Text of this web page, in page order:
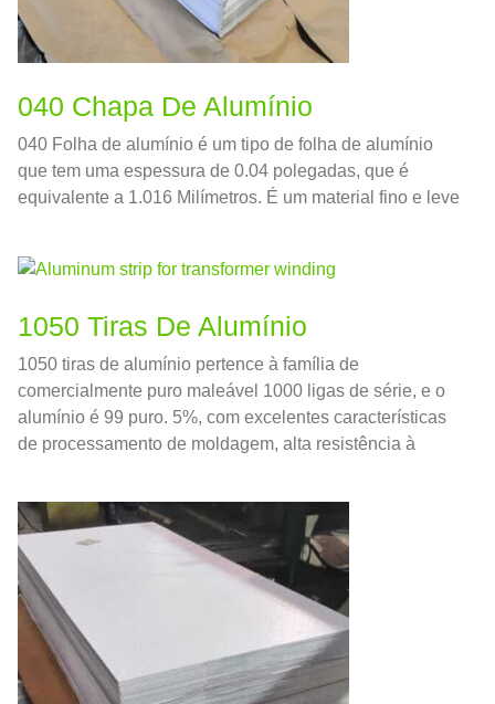
040 Chapa De Alumínio
040 Folha de alumínio é um tipo de folha de alumínio
que tem uma espessura de 0.04 polegadas, que é
equivalente a 1.016 Milímetros. É um material fino e leve
1050 Tiras De Alumínio
1050 tiras de alumínio pertence à família de
comercialmente puro maleável 1000 ligas de série, e o
alumínio é 99 puro. 5%, com excelentes características
de processamento de moldagem, alta resistência à